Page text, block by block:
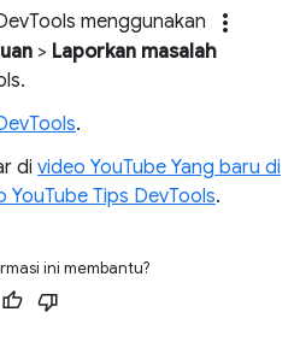
menggunakan
more_vert
> Laporkan masalah
.
di video YouTube Yang baru di
YouTube Tips DevTools.
ini membantu?